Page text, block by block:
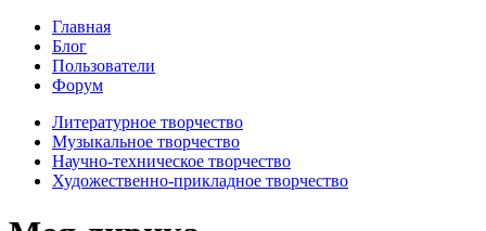
Главная
Блог
Пользователи
Форум
Литературное творчество
Музыкальное творчество
Научно-техническое творчество
Художественно-прикладное творчество